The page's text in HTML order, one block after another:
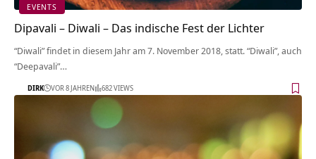
EVENTS
Dipavali – Diwali – Das indische Fest der Lichter
“Diwali” findet in diesem Jahr am 7. November 2018, statt. “Diwali”, auch
“Deepavali”…
DIRK VOR 8 JAHREN 682 VIEWS